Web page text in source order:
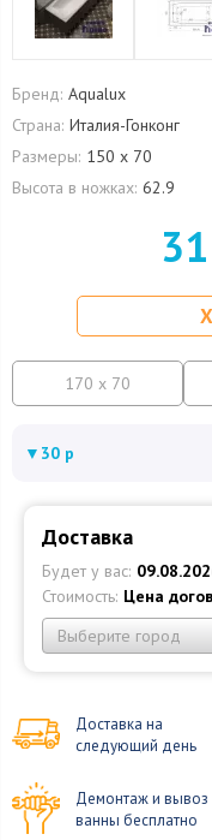
Бренд: Aqualux
Страна: Италия-Гонконг
Размеры: 150 х 70
Высота в ножках: 62.9
170 x 70
▼ 30 р
Доставка
Будет у вас:
Стоимость: Цена
Выберите город
Доставка на
следующий день
Демонтаж и вывоз
ванны бесплатно